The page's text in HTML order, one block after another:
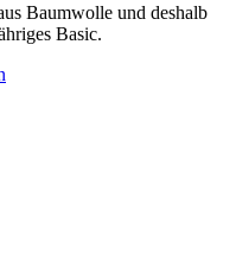
Baumwolle und deshalb
Basic.